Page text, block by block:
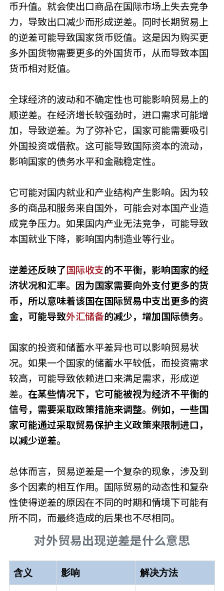
币升值。就会使出口商品在国际市场上失去竞争
力，导致出口减少而形成逆差。同时长期贸易上
的逆差可能导致国家货币贬值。这是因为购买更
多外国货物需要更多的外国货币，从而导致本国
货币相对贬值。
全球经济的波动和不确定性也可能影响贸易上的
顺逆差。在经济增长较强劲时，进口需求可能增
加，导致逆差。为了弥补它，国家可能需要吸引
外国投资或借款。这可能导致国际资本的流动，
影响国家的债务水平和金融稳定性。
它可能对国内就业和产业结构产生影响。因为较
多的商品和服务来自国外，可能会对本国产业造
成竞争压力。如果国内产业无法竞争，可能导致
本国就业下降，影响国内制造业等行业。
逆差还反映了国际收支的不平衡，影响国家的经
济状况和汇率。因为国家需要向外支付更多的货
币，所以意味着该国在国际贸易中支出更多的资
金，可能导致外汇储备的减少，增加国际债务。
国家的投资和储蓄水平差异也可以影响贸易状
况。如果一个国家的储蓄水平较低，而投资需求
较高，可能导致依赖进口来满足需求，形成逆
差。 在某些情况下，它可能被视为经济不平衡的
信号，需要采取政策措施来调整。例如，一些国
家可能通过采取贸易保护主义政策来限制进口，
以减少逆差。
总体而言，贸易逆差是一个复杂的现象，涉及到
多个因素的相互作用。国际贸易的动态性和复杂
性使得逆差的原因在不同的时期和情境下可能有
所不同，而最终造成的后果也不尽相同。
对外贸易出现逆差是什么意思
含义 影响 解决方法